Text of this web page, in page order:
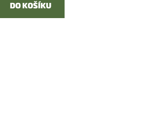
DO KOŠÍKU